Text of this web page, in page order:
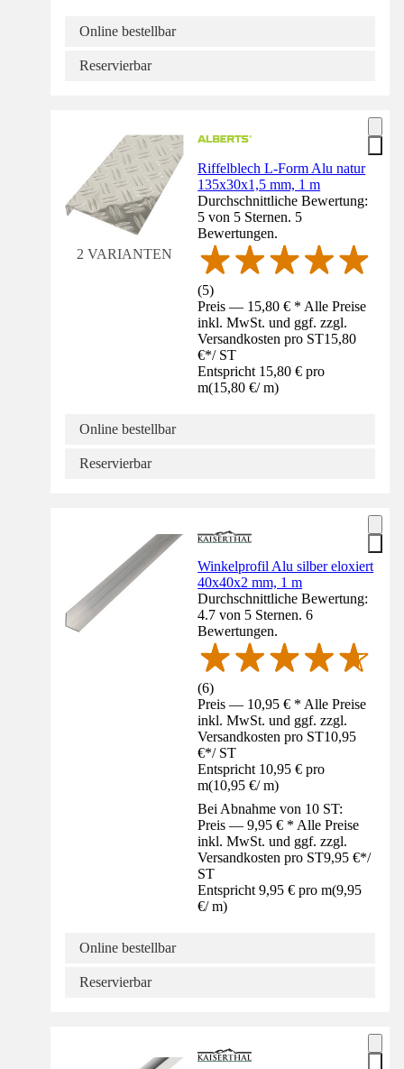
Online bestellbar
Reservierbar
2 VARIANTEN
Riffelblech L-Form Alu natur
135x30x1,5 mm, 1 m
Durchschnittliche Bewertung:
5 von 5 Sternen. 5
Bewertungen.
(5)
Preis — 15,80 € * Alle Preise
inkl. MwSt. und ggf. zzgl.
Versandkosten pro ST15,80
€*/ ST
Entspricht 15,80 € pro
m(15,80 €/ m)
Online bestellbar
Reservierbar
Winkelprofil Alu silber eloxiert
40x40x2 mm, 1 m
Durchschnittliche Bewertung:
4.7 von 5 Sternen. 6
Bewertungen.
(6)
Preis — 10,95 € * Alle Preise
inkl. MwSt. und ggf. zzgl.
Versandkosten pro ST10,95
€*/ ST
Entspricht 10,95 € pro
m(10,95 €/ m)
Bei Abnahme von 10 ST:
Preis — 9,95 € * Alle Preise
inkl. MwSt. und ggf. zzgl.
Versandkosten pro ST9,95 €*/
ST
Entspricht 9,95 € pro m(9,95
€/ m)
Online bestellbar
Reservierbar